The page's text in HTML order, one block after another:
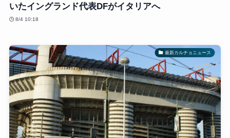
いたイングランド代表DFがイタリアへ
8/4 10:18
最新カルチョニュース